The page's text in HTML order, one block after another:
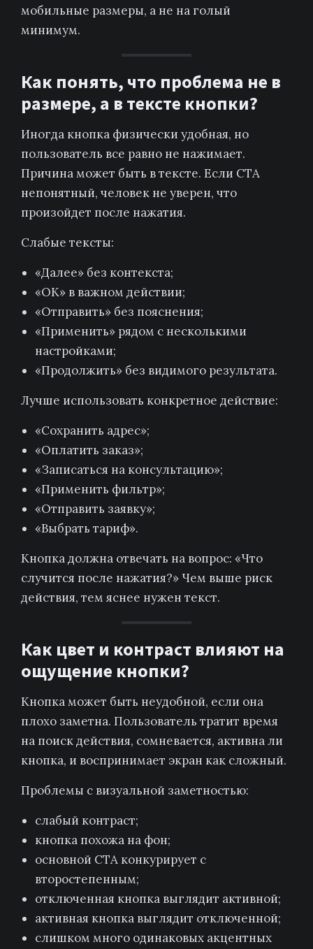
мобильные размеры, а не на голый
минимум.
Как понять, что проблема не в
размере, а в тексте кнопки?
Иногда кнопка физически удобная, но
пользователь все равно не нажимает.
Причина может быть в тексте. Если CTA
непонятный, человек не уверен, что
произойдет после нажатия.
Слабые тексты:
«Далее» без контекста;
«ОК» в важном действии;
«Отправить» без пояснения;
«Применить» рядом с несколькими
настройками;
«Продолжить» без видимого результата.
Лучше использовать конкретное действие:
«Сохранить адрес»;
«Оплатить заказ»;
«Записаться на консультацию»;
«Применить фильтр»;
«Отправить заявку»;
«Выбрать тариф».
Кнопка должна отвечать на вопрос: «Что
случится после нажатия?» Чем выше риск
действия, тем яснее нужен текст.
Как цвет и контраст влияют на
ощущение кнопки?
Кнопка может быть неудобной, если она
плохо заметна. Пользователь тратит время
на поиск действия, сомневается, активна ли
кнопка, и воспринимает экран как сложный.
Проблемы с визуальной заметностью:
слабый контраст;
кнопка похожа на фон;
основной CTA конкурирует с
второстепенным;
отключенная кнопка выглядит активной;
активная кнопка выглядит отключенной;
слишком много одинаковых акцентных